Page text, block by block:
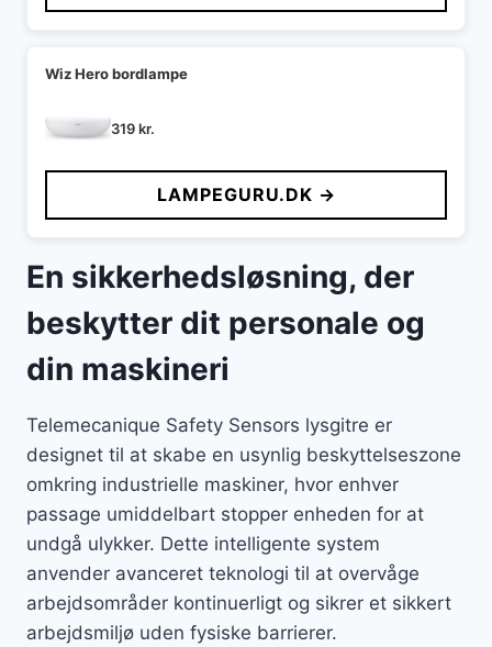
Wiz Hero bordlampe
319kr.
LAMPEGURU.DK →
En sikkerhedsløsning, der
beskytter dit personale og
din maskineri
Telemecanique Safety Sensors lysgitre er
designet til at skabe en usynlig beskyttelseszone
omkring industrielle maskiner, hvor enhver
passage umiddelbart stopper enheden for at
undgå ulykker. Dette intelligente system
anvender avanceret teknologi til at overvåge
arbejdsområder kontinuerligt og sikrer et sikkert
arbejdsmiljø uden fysiske barrierer.